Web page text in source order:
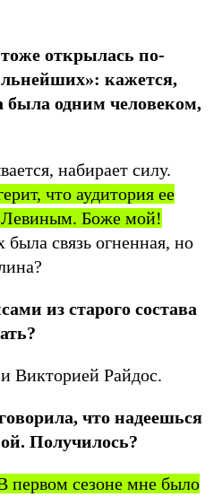
открылась по-
кажется,
была одним человеком,
набирает силу.
что аудитория ее
Левиным. Боже мой!
связь огненная, но
из старого состава
и Викторией Райдос.
что надеешься
Получилось?
первом сезоне мне было